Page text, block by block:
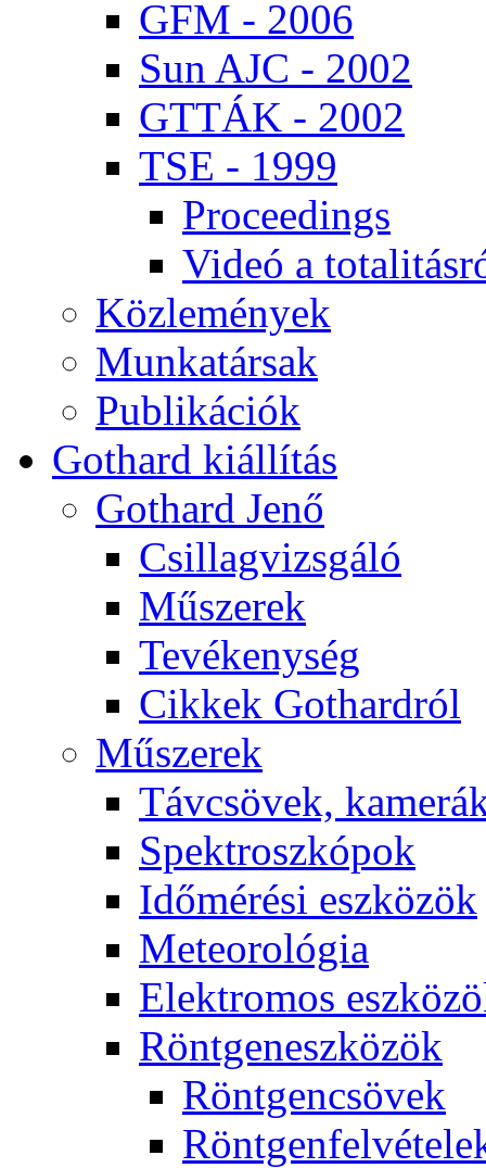
GFM - 2006
Sun AJC - 2002
GT­TÁK - 2002
TSE - 1999
Pro­ce­e­dings
Vi­deó a
Köz­le­mé­nyek
Mun­ka­tár­sak
Pub­li­ká­ci­ók
Got­hard ki­ál­lí­tás
Got­hard Je­nő
Csil­lag­vizs­gá­ló
Mű­sze­rek
Te­vé­keny­ség
Cik­kek Got­hard­ról
Mű­sze­rek
Táv­csö­vek,
Spekt­rosz­kó­pok
Idő­mé­ré­si esz­kö­zök
Me­te­o­ro­ló­gia
Elekt­ro­mos
Rönt­gen­esz­kö­zök
Rönt­gen­csö­vek